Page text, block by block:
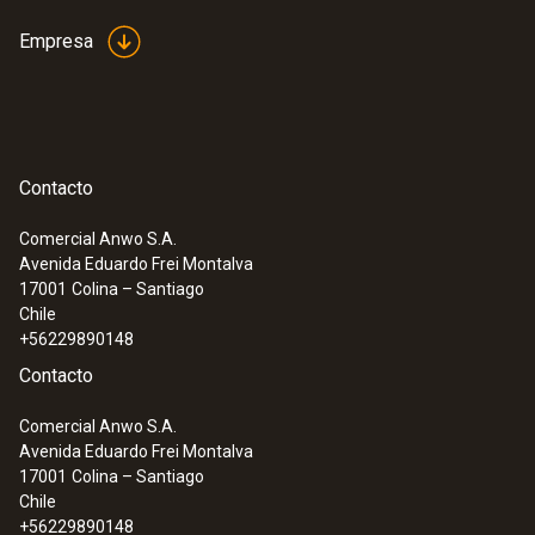
posibilidades de aplicación universales.
Categoría de sobretensión
Diámetro
12 mm
Corriente máxima
10 A
Longitud
1.115 mm
:0590 0008
Pinzas caimán de seguridad - 1 juego
Empresa
Contacto
Comercial Anwo S.A.
Avenida Eduardo Frei Montalva
17001 Colina – Santiago
Chile
+56229890148
Contacto
Comercial Anwo S.A.
Avenida Eduardo Frei Montalva
17001 Colina – Santiago
Chile
+56229890148